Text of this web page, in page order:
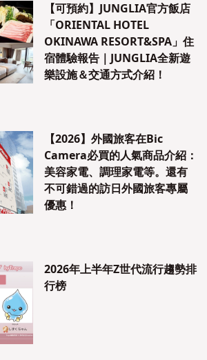
【可預約】JUNGLIA官方飯店
「ORIENTAL HOTEL
OKINAWA RESORT&SPA」住
宿體驗報告｜JUNGLIA全新遊
樂設施＆交通方式介紹！
【2026】外國旅客在Bic
Camera必買的人氣商品介紹：
美容家電、調理家電等。還有
不可錯過的訪日外國旅客專屬
優惠！
2026年上半年Z世代流行趨勢排
行榜